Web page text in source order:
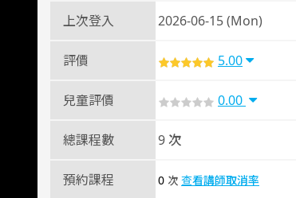
上次登入 2026-06-15 (Mon)
評價 5.00
兒童評價 0.00
總課程數 9 次
預約課程 0 次 查看講師取消率